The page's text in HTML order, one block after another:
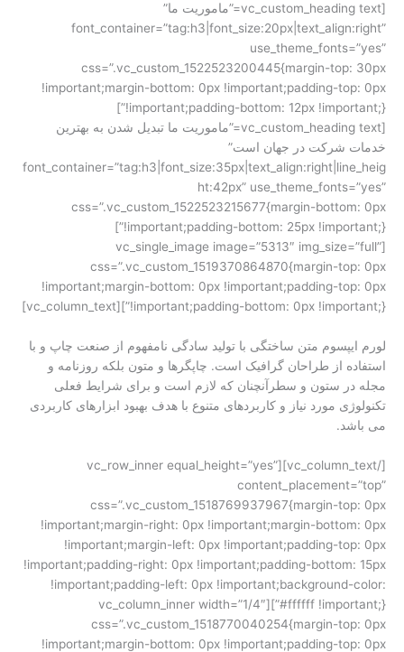
[vc_custom_heading text=”ماموریت ما”
font_container=”tag:h3|font_size:20px|text_align:right”
use_theme_fonts=”yes”
css=”.vc_custom_1522523200445{margin-top: 30px
!important;margin-bottom: 0px !important;padding-top: 0px
!important;padding-bottom: 12px !important;}”]
[vc_custom_heading text=”ماموریت ما تبدیل شدن به بهترین
خدمات شرکت در جهان است”
font_container=”tag:h3|font_size:35px|text_align:right|line_heig
ht:42px” use_theme_fonts=”yes”
css=”.vc_custom_1522523215677{margin-bottom: 0px
!important;padding-bottom: 25px !important;}”]
[vc_single_image image=”5313″ img_size=”full”
css=”.vc_custom_1519370864870{margin-top: 0px
!important;margin-bottom: 0px !important;padding-top: 0px
!important;padding-bottom: 0px !important;}”][vc_column_text]
لورم ایپسوم متن ساختگی با تولید سادگی نامفهوم از صنعت چاپ و با
استفاده از طراحان گرافیک است. چاپگرها و متون بلکه روزنامه و
مجله در ستون و سطرآنچنان که لازم است و برای شرایط فعلی
تکنولوژی مورد نیاز و کاربردهای متنوع با هدف بهبود ابزارهای کاربردی
می باشد.
[/vc_column_text][vc_row_inner equal_height=”yes”
content_placement=”top”
css=”.vc_custom_1518769937967{margin-top: 0px
!important;margin-right: 0px !important;margin-bottom: 0px
!important;margin-left: 0px !important;padding-top: 0px
!important;padding-right: 0px !important;padding-bottom: 15px
!important;padding-left: 0px !important;background-color:
#ffffff !important;}”][vc_column_inner width=”1/4″
css=”.vc_custom_1518770040254{margin-top: 0px
!important;margin-bottom: 0px !important;padding-top: 0px